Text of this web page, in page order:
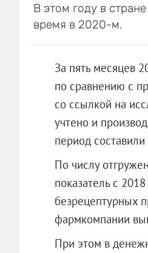
В этом году в
время в 2020-м.
За пять месяцев
по сравнению с
со ссылкой на
учтено и
период
По числу
показатель с
безрецептурных
фармкомпании
При этом в